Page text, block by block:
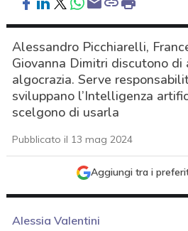
Alessandro Picchiarelli,
Giovanna Dimitri discutono di
algocrazia. Serve
sviluppano l’Intelligenza
scelgono di usarla
Pubblicato il 13 mag 2024
Aggiungi tra i
Alessia Valentini